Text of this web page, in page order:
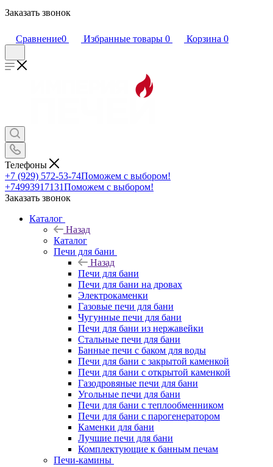
Заказать звонок
Сравнение0 Избранные товары 0 Корзина 0
Телефоны
+7 (929) 572-53-74Поможем с выбором!
+74993917131Поможем с выбором!
Заказать звонок
Каталог
Назад
Каталог
Печи для бани
Назад
Печи для бани
Печи для бани на дровах
Электрокаменки
Газовые печи для бани
Чугунные печи для бани
Печи для бани из нержавейки
Стальные печи для бани
Банные печи с баком для воды
Печи для бани с закрытой каменкой
Печи для бани с открытой каменкой
Газодровяные печи для бани
Угольные печи для бани
Печи для бани с теплообменником
Печи для бани с парогенератором
Каменки для бани
Лучшие печи для бани
Комплектующие к банным печам
Печи-камины